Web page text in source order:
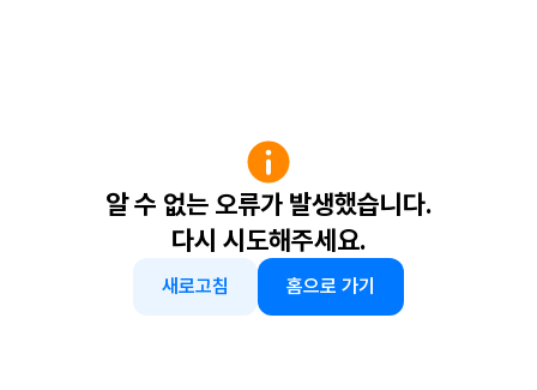
알 수 없는 오류가 발생했습니다.
다시 시도해주세요.
새로고침 홈으로 가기